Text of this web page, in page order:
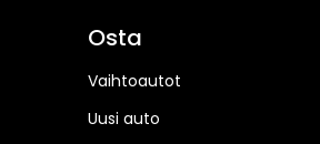
Osta
Vaihtoautot
Uusi auto